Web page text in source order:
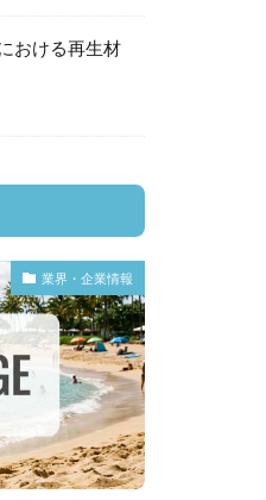
おける再生材
業界・企業情報